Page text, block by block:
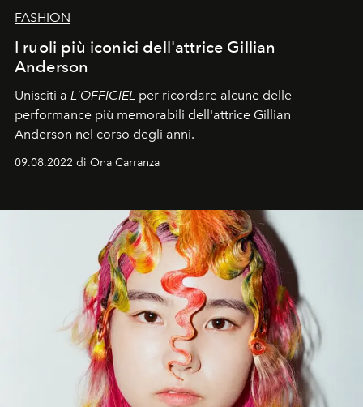
FASHION
I ruoli più iconici dell'attrice Gillian
Anderson
Unisciti a L'OFFICIEL per ricordare alcune delle
performance più memorabili dell'attrice Gillian
Anderson nel corso degli anni.
09.08.2022 di Ona Carranza